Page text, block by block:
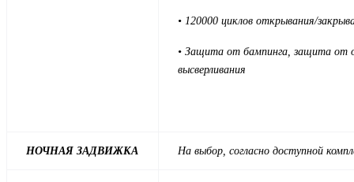
• 120000 циклов открывания/
• Защита от бампинга, защита
высверливания
НОЧНАЯ ЗАДВИЖКА На выбор, согласно доступной